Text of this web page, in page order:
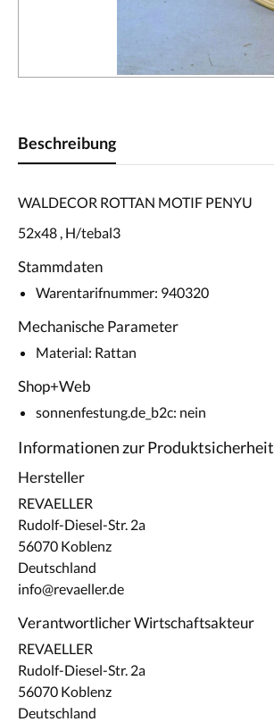
Beschreibung
WALDECOR ROTTAN MOTIF PENYU
52x48 , H/tebal3
Stammdaten
Warentarifnummer: 940320
Mechanische Parameter
Material: Rattan
Shop+Web
sonnenfestung.de_b2c: nein
Informationen zur Produktsicherheit
Hersteller
REVAELLER
Rudolf-Diesel-Str. 2a
56070 Koblenz
Deutschland
info@revaeller.de
Verantwortlicher Wirtschaftsakteur
REVAELLER
Rudolf-Diesel-Str. 2a
56070 Koblenz
Deutschland